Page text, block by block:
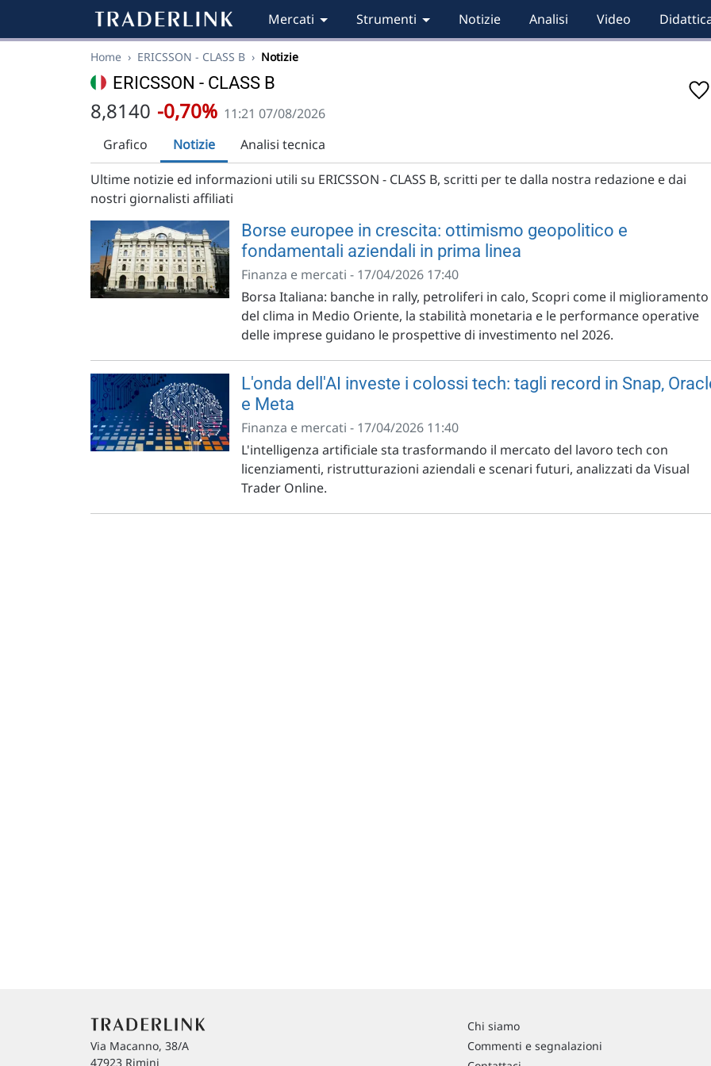
Mercati Strumenti Notizie Analisi Video
Home › ERICSSON - CLASS B › Notizie
ERICSSON - CLASS B
8,8140 -0,70% 11:21 07/08/2026
Grafico
Notizie
Analisi tecnica
Ultime notizie ed informazioni utili su ERICSSON - CLASS B, scritti per te dalla nostra redazione e dai
nostri giornalisti affiliati
Borse europee in crescita: ottimismo geopolitico e
fondamentali aziendali in prima linea
Finanza e mercati - 17/04/2026 17:40
Borsa Italiana: banche in rally, petroliferi in calo, Scopri come il miglioramento
del clima in Medio Oriente, la stabilità monetaria e le performance operative
delle imprese guidano le prospettive di investimento nel 2026.
L'onda dell'AI investe i colossi tech: tagli record in Snap,
e Meta
Finanza e mercati - 17/04/2026 11:40
L'intelligenza artificiale sta trasformando il mercato del lavoro tech con
licenziamenti, ristrutturazioni aziendali e scenari futuri, analizzati da Visual
Trader Online.
Via Macanno, 38/A
47923 Rimini
Chi siamo
Commenti e segnalazioni